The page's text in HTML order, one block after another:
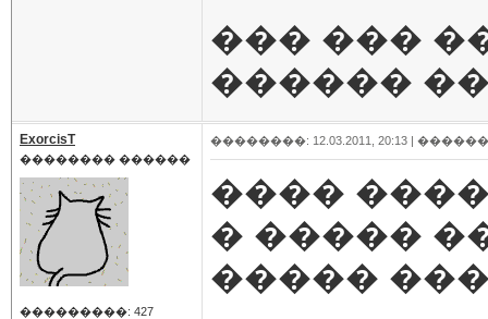
��� ���
������
ExorcisT
�������� ������
���������: 427
��������: 12.03.2011, 20:13 |
����
� �����
�����